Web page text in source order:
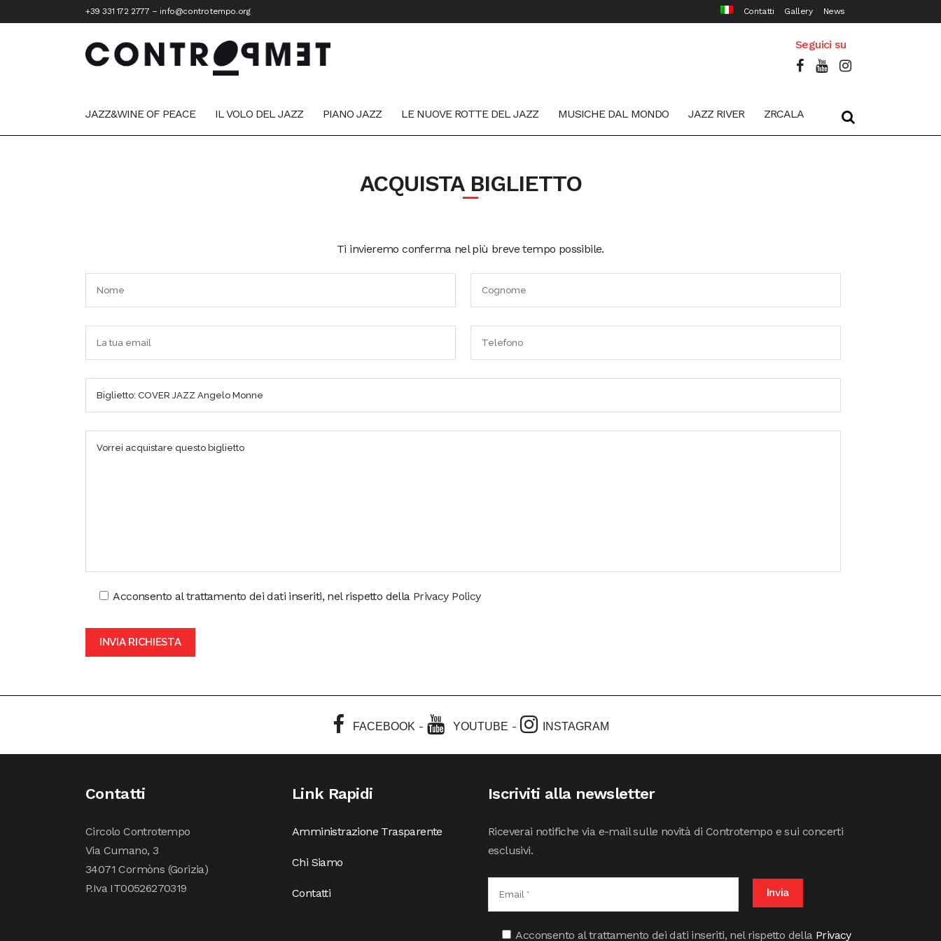
+39 331 172 2777 – info@controtempo.org Contatti Gallery News
Seguici su
JAZZ&WINE OF PEACE IL VOLO DEL JAZZ PIANO JAZZ LE NUOVE ROTTE DEL JAZZ MUSICHE DAL MONDO JAZZ RIVER ZRCALA
ACQUISTA BIGLIETTO
Ti invieremo conferma nel più breve tempo possibile.
Acconsento al trattamento dei dati inseriti, nel rispetto della Privacy Policy
FACEBOOK - YOUTUBE - INSTAGRAM
Contatti
Circolo Controtempo
Via Cumano, 3
34071 Cormòns (Gorizia)
P.Iva IT00526270319
Link Rapidi
Amministrazione Trasparente
Chi Siamo
Contatti
Iscriviti alla newsletter
Riceverai notifiche via e-mail sulle novità di Controtempo e sui concerti
esclusivi.
Acconsento al trattamento dei dati inseriti, nel rispetto della Privacy